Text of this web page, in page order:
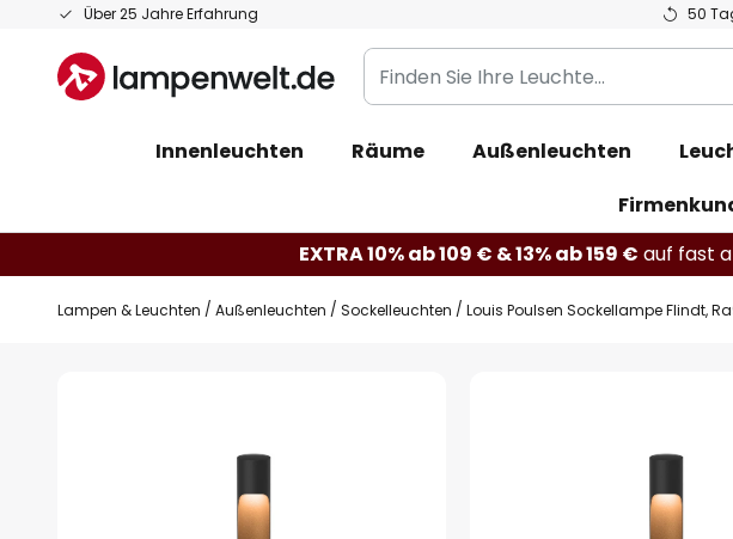
Über 25 Jahre Erfahrung 50
Zum
springen
Finden
Sie
Leuchte...
Innenleuchten Räume Außenleuchten
EXTRA 10% ab 109 € & 13% ab 159 € auf fast
Lampen & Leuchten Außenleuchten Sockelleuchten Louis Poulsen Sockellampe Flindt,